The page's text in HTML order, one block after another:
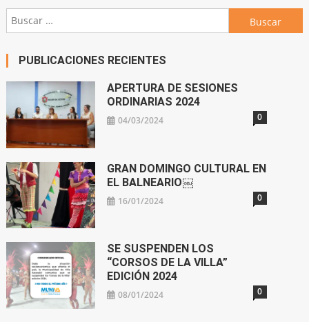
Buscar:
PUBLICACIONES RECIENTES
APERTURA DE SESIONES
ORDINARIAS 2024
04/03/2024 0
GRAN DOMINGO CULTURAL EN
EL BALNEARIO￼
16/01/2024 0
SE SUSPENDEN LOS
“CORSOS DE LA VILLA”
EDICIÓN 2024
08/01/2024 0